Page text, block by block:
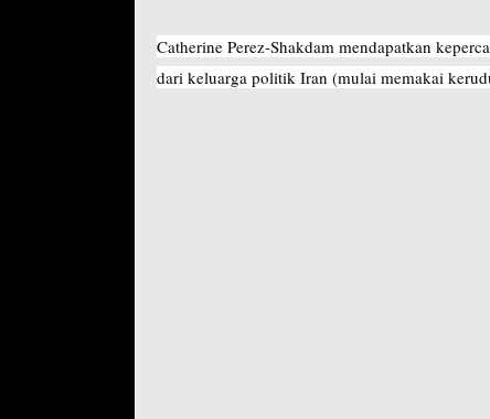
Catherine Perez-Shakdam mendapatkan
dari keluarga politik Iran (mulai memakai